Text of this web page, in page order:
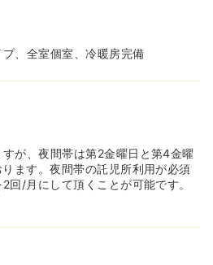
、全室個室、冷暖房完備
が、夜間帯は第2金曜日と第4金曜
ます。夜間帯の託児所利用が必須
回/月にして頂くことが可能です。